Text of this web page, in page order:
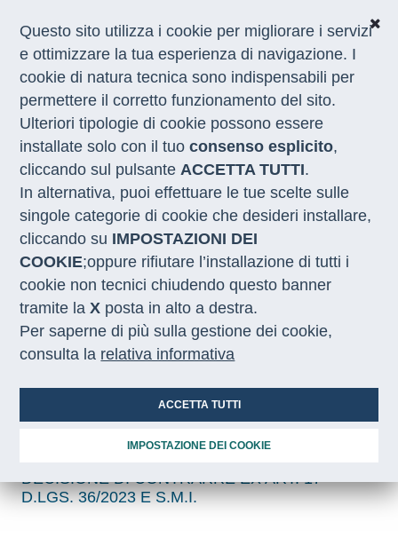
CHI SIAMO
COSA FACCIAMO
I NOSTRI SERVIZI
MEDIA
CON LE REGIONI
Home / Bandi / Gare in Evidenza / Acquisto Macbook
Acquisto Macbook, alimentatore
e cavo per alimentatore CIG
B32E24B4B9
Sviluppo Lavoro Italia S.p.A.
DECISIONE DI CONTRARRE EX ART. 17
D.LGS. 36/2023 E S.M.I.
Questo sito utilizza i cookie per migliorare i servizi
e ottimizzare la tua esperienza di navigazione. I
cookie di natura tecnica sono indispensabili per
permettere il corretto funzionamento del sito.
Ulteriori tipologie di cookie possono essere
installate solo con il tuoconsenso esplicito,
cliccando sul pulsanteACCETTA TUTTI.
In alternativa, puoi effettuare le tue scelte sulle
singole categorie di cookie che desideri installare,
cliccando su IMPOSTAZIONI DEI
COOKIE;oppure rifiutare l’installazione di tutti i
cookie non tecnici chiudendo questo banner
tramite laX posta in alto a destra.
Per saperne di più sulla gestione dei cookie,
consulta la relativa informativa
ACCETTA TUTTI
IMPOSTAZIONE DEI COOKIE